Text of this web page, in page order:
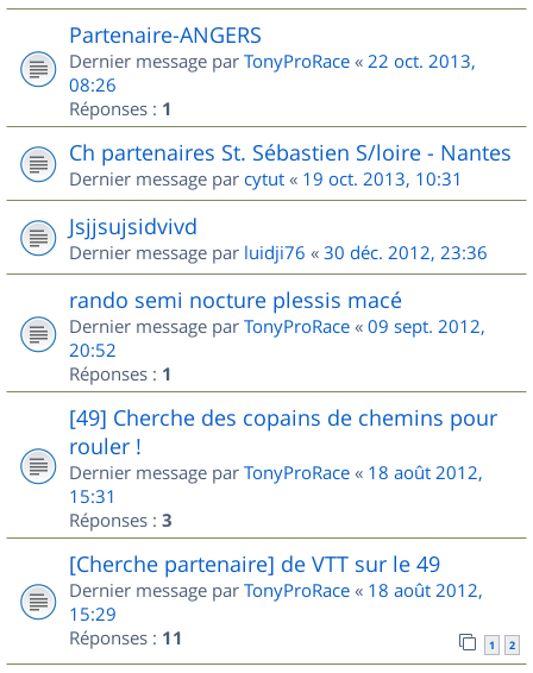
Partenaire-ANGERS
Dernier message par TonyProRace « 22 oct. 2013,
08:26
Réponses : 1
Ch partenaires St. Sébastien S/loire - Nantes
Dernier message par cytut « 19 oct. 2013, 10:31
Jsjjsujsidvivd
Dernier message par luidji76 « 30 déc. 2012, 23:36
rando semi nocture plessis macé
Dernier message par TonyProRace « 09 sept. 2012,
20:52
Réponses : 1
[49] Cherche des copains de chemins pour
rouler !
Dernier message par TonyProRace « 18 août 2012,
15:31
Réponses : 3
[Cherche partenaire] de VTT sur le 49
Dernier message par TonyProRace « 18 août 2012,
15:29
Réponses : 11 1 2